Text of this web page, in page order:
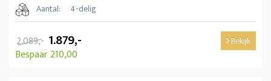
Aantal:
4-delig
2.089,- 1.879,-
Bespaar 210,00
Bekijk